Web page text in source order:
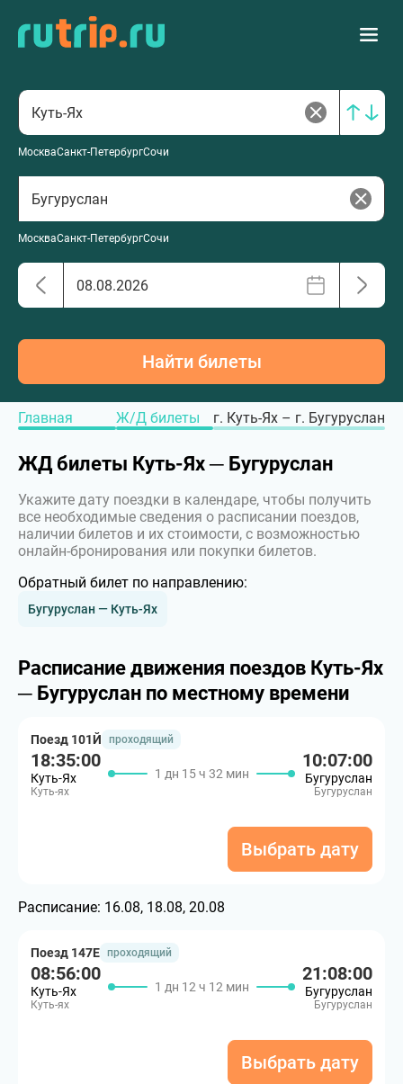
МоскваСанкт-ПетербургСочи
МоскваСанкт-ПетербургСочи
Найти билеты
Главная Ж/Д билеты г. Куть-Ях – г. Бугуруслан
ЖД билеты Куть-Ях ─ Бугуруслан
Укажите дату поездки в календаре, чтобы получить
все необходимые сведения о расписании поездов,
наличии билетов и их стоимости, с возможностью
онлайн-бронирования или покупки билетов.
Обратный билет по направлению:
Бугуруслан — Куть-Ях
Расписание движения поездов Куть-Ях
─ Бугуруслан по местному времени
Поезд 101Й проходящий
18:35:00
Куть-Ях
Куть-ях
1 дн 15 ч 32 мин
10:07:00
Бугуруслан
Бугуруслан
Выбрать дату
Расписание: 16.08, 18.08, 20.08
Поезд 147Е проходящий
08:56:00
Куть-Ях
Куть-ях
1 дн 12 ч 12 мин
21:08:00
Бугуруслан
Бугуруслан
Выбрать дату